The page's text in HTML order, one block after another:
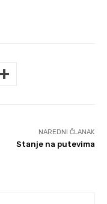
NAREDNI ČLANAK
Stanje na putevima